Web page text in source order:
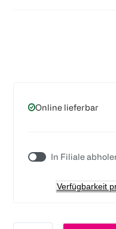
Online lieferbar
In Filiale
Verfügbarkeit